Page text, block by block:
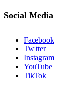
Social Media
Facebook
Twitter
Instagram
YouTube
TikTok